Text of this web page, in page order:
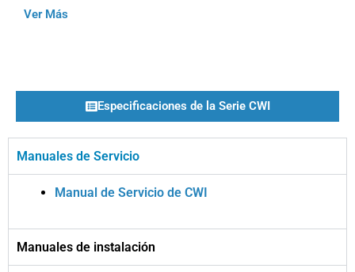
Ver Más
Especificaciones de la Serie CWI
Manuales de Servicio
Manual de Servicio de CWI
Manuales de instalación